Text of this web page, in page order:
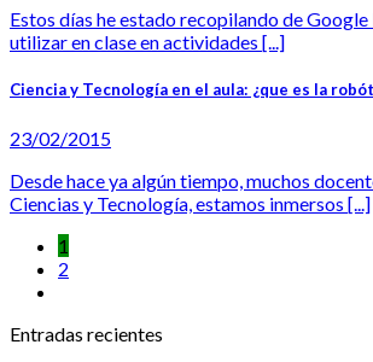
Estos días he estado recopilando de Google
utilizar en clase en actividades [...]
Ciencia y Tecnología en el aula: ¿que es la
23/02/2015
Desde hace ya algún tiempo, muchos
Ciencias y Tecnología, estamos inmersos [...]
1
2
Entradas recientes